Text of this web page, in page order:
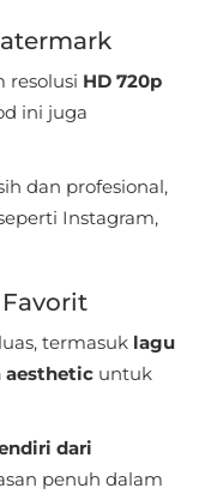
resolusi HD 720p
ini juga
dan profesional,
Instagram,
termasuk lagu
aesthetic untuk
dari
penuh dalam